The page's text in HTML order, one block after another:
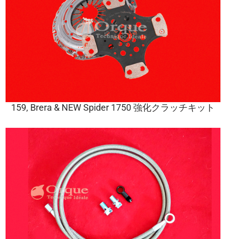
159, Brera & NEW Spider 1750 強化クラッチキット